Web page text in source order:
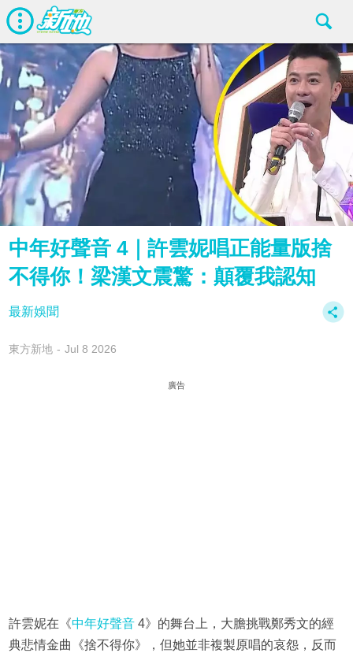
中年好聲音 4｜許雲妮唱正能量版捨
不得你！梁漢文震驚：顛覆我認知
最新娛聞
東方新地 Jul 8 2026
廣告
許雲妮在《中年好聲音4》的舞台上，大膽挑戰鄭秀文的經
典悲情金曲《捨不得你》，但她並非複製原唱的哀怨，反而